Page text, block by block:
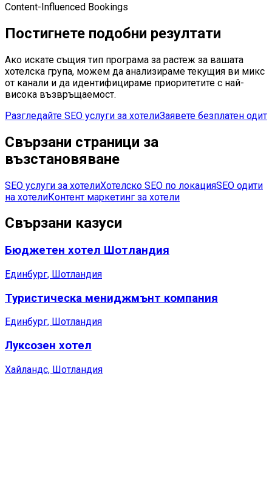
Content-Influenced Bookings
Постигнете подобни резултати
Ако искате същия тип програма за растеж за вашата
хотелска група, можем да анализираме текущия ви микс
от канали и да идентифицираме приоритетите с най-
висока възвръщаемост.
Разгледайте SEO услуги за хотелиЗаявете безплатен одит
Свързани страници за
възстановяване
SEO услуги за хотелиХотелско SEO по локацияSEO одити
на хотелиКонтент маркетинг за хотели
Свързани казуси
Бюджетен хотел Шотландия
Единбург, Шотландия
Туристическа мениджмънт компания
Единбург, Шотландия
Луксозен хотел
Хайландс, Шотландия